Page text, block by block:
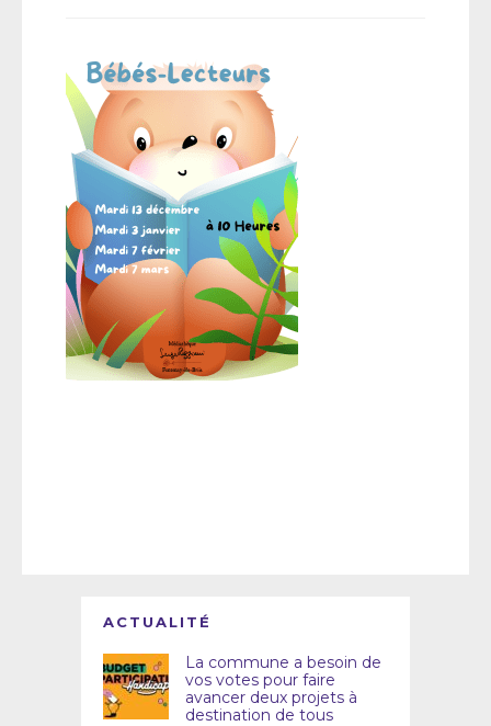
ACTUALITÉ
La commune a besoin de
vos votes pour faire
avancer deux projets à
destination de tous